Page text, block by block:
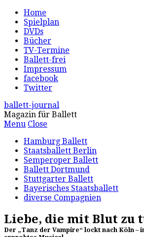
Home
Spielplan
DVDs
Bücher
TV-Termine
Ballett-frei
Impressum
facebook
Twitter
ballett-journal
Magazin für Ballett
Menu Close
Hamburg Ballett
Staatsballett Berlin
Semperoper Ballett
Ballett Dortmund
Stuttgarter Ballett
Bayerisches Staatsballett
diverse Compagnien
Liebe, die mit Blut zu
Der „Tanz der Vampire“ lockt nach Köln –